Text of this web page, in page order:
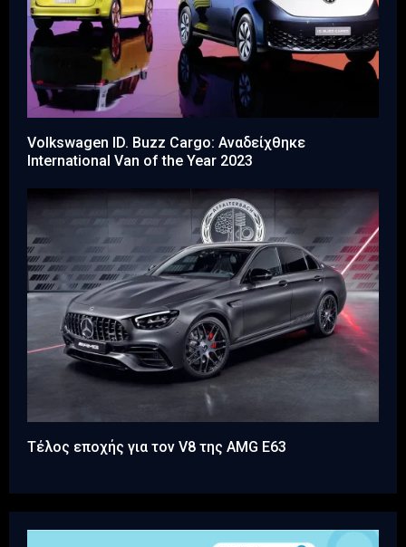
Volkswagen ID. Buzz Cargo: Αναδείχθηκε
International Van of the Year 2023
Τέλος εποχής για τον V8 της AMG E63